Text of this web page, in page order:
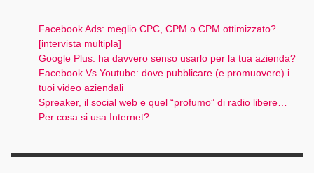
Facebook Ads: meglio CPC, CPM o CPM ottimizzato?
[intervista multipla]
Google Plus: ha davvero senso usarlo per la tua azienda?
Facebook Vs Youtube: dove pubblicare (e promuovere) i
tuoi video aziendali
Spreaker, il social web e quel “profumo” di radio libere…
Per cosa si usa Internet?